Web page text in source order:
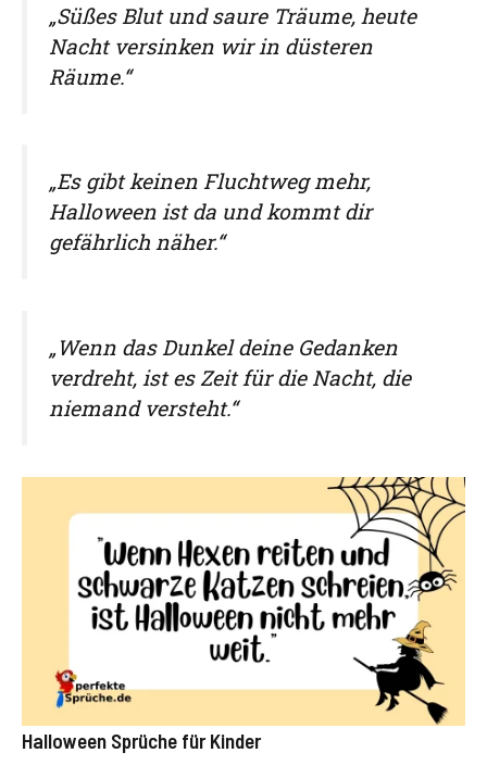
„Süßes Blut und saure Träume, heute
Nacht versinken wir in düsteren
Räume.“
„Es gibt keinen Fluchtweg mehr,
Halloween ist da und kommt dir
gefährlich näher.“
„Wenn das Dunkel deine Gedanken
verdreht, ist es Zeit für die Nacht, die
niemand versteht.“
Halloween Sprüche für Kinder